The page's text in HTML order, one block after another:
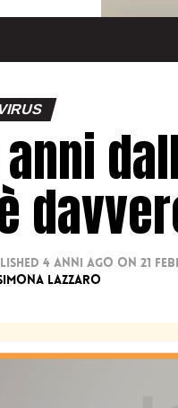
anni
4 anni ago on 21
Lazzaro